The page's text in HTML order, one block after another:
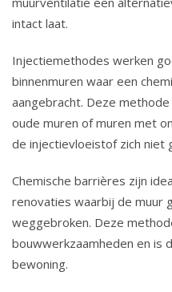
intact laat.
Injectiemethodes werken
binnenmuren waar een
aangebracht. Deze
oude muren of muren met
de injectievloeistof zich niet
Chemische barrières zijn
renovaties waarbij de muur
weggebroken. Deze
bouwwerkzaamheden en is
bewoning.